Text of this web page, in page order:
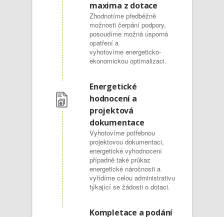
maxima z dotace
Zhodnotíme předběžně
možnosti čerpání podpory,
posoudíme možná úsporná
opatření a
vyhotovíme energeticko-
ekonomickou optimalizaci.
Energetické
hodnocení a
projektová
dokumentace
Vyhotovíme potřebnou
projektovou dokumentaci,
energetické vyhodnocení
případně také průkaz
energetické náročnosti a
vyřídíme celou administrativu
týkající se žádosti o dotaci.
Kompletace a podání